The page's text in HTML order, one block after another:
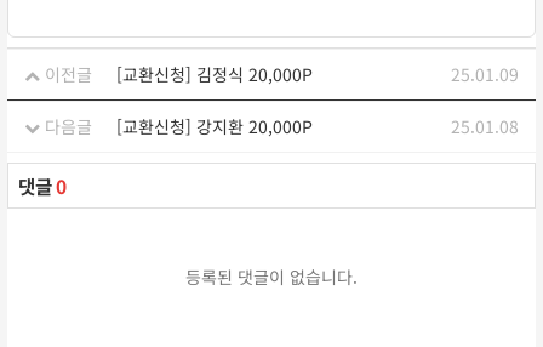
이전글 [교환신청] 김정식 20,000P 25.01.09
다음글 [교환신청] 강지환 20,000P 25.01.08
댓글0
등록된 댓글이 없습니다.